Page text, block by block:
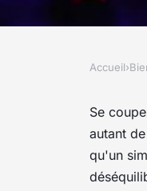
:
le
Accueil›
Se
autant
qu'un